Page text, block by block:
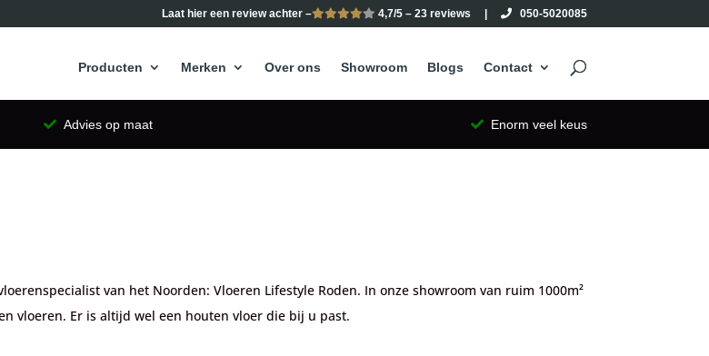
Laat hier een review achter – 4,7/5 – 23 reviews 050-5020085
Producten Merken Over ons Showroom Blogs Contact
Advies op maat Enorm veel keus
van het Noorden: Vloeren Lifestyle Roden. In onze showroom van ruim 1000m²
vloeren. Er is altijd wel een houten vloer die bij u past.